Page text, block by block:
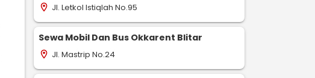
location_on Jl. Letkol Istiqlah No.95
Sewa Mobil Dan Bus Okkarent Blitar
location_on Jl. Mastrip No.24